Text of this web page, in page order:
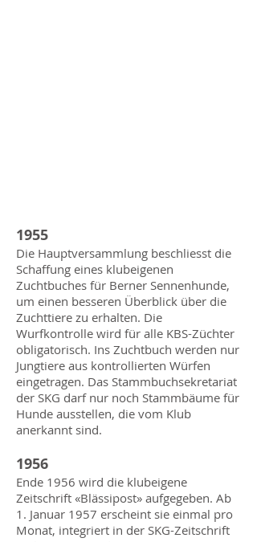
1955
Die Hauptversammlung beschliesst die
Schaffung eines klubeigenen
Zuchtbuches für Berner Sennenhunde,
um einen besseren Überblick über die
Zuchttiere zu erhalten. Die
Wurfkontrolle wird für alle KBS-Züchter
obligatorisch. Ins Zuchtbuch werden nur
Jungtiere aus kontrollierten Würfen
eingetragen. Das Stammbuchsekretariat
der SKG darf nur noch Stammbäume für
Hunde ausstellen, die vom Klub
anerkannt sind.
1956
Ende 1956 wird die klubeigene
Zeitschrift «Blässipost» aufgegeben. Ab
1. Januar 1957 erscheint sie einmal pro
Monat, integriert in der SKG-Zeitschrift